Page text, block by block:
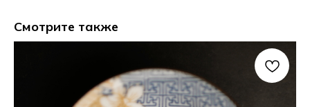
Смотрите также